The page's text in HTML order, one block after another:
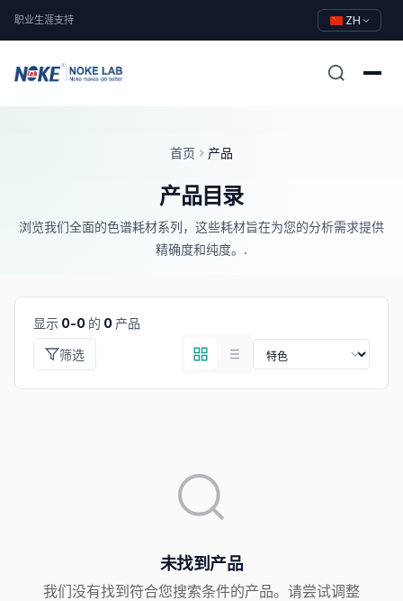
职业生涯支持 ZH
首页 产品
产品目录
浏览我们全面的色谱耗材系列，这些耗材旨在为您的分析需求提供
精确度和纯度。.
显示 0-0 的 0 产品
筛选
未找到产品
我们没有找到符合您搜索条件的产品。请尝试调整